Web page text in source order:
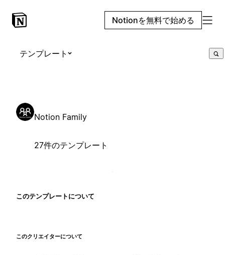
Notionを無料で始める
テンプレート
Notion Family
27件のテンプレート
このテンプレートについて
このクリエイターについて